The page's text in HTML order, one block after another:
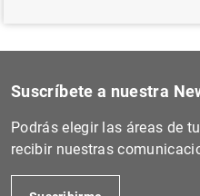
Suscríbete a nuestra
Podrás elegir las áreas de
recibir nuestras